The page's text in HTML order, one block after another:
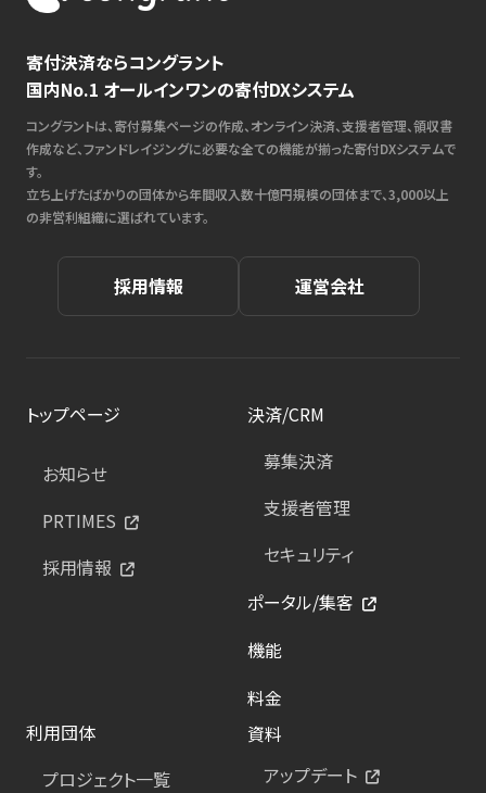
寄付決済ならコングラント
国内No.1 オールインワンの寄付DXシステム
コングラントは、寄付募集ページの作成、オンライン決済、支援者管理、領収書
作成など、ファンドレイジングに必要な全ての機能が揃った寄付DXシステムで
す。
立ち上げたばかりの団体から年間収入数十億円規模の団体まで、3,000以上
の非営利組織に選ばれています。
採用情報 運営会社
トップページ
お知らせ
PRTIMES
採用情報
決済/CRM
募集決済
支援者管理
セキュリティ
ポータル/集客
機能
料金
利用団体
プロジェクト一覧
資料
アップデート